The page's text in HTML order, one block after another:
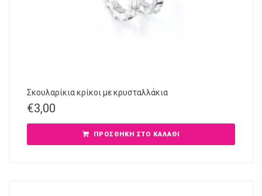
Σκουλαρίκια κρίκοι με κρυσταλλάκια
€3,00
ΠΡΟΣΘΉΚΗ ΣΤΟ ΚΑΛΆΘΙ